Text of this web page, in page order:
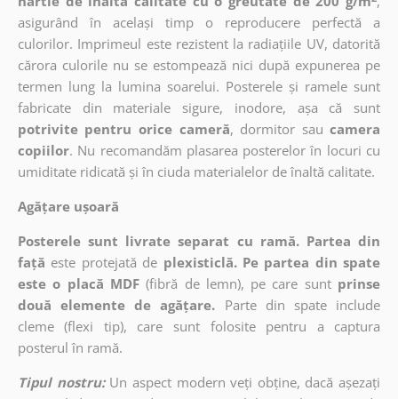
asigurând în același timp o reproducere perfectă a
culorilor. Imprimeul este rezistent la radiațiile UV, datorită
cărora culorile nu se estompează nici după expunerea pe
termen lung la lumina soarelui. Posterele și ramele sunt
fabricate din materiale sigure, inodore, așa că sunt
potrivite pentru orice cameră, dormitor sau camera
copiilor. Nu recomandăm plasarea posterelor în locuri cu
umiditate ridicată și în ciuda materialelor de înaltă calitate.
Agățare ușoară
Posterele sunt livrate separat cu ramă. Partea din
față este protejată de plexisticlă. Pe partea din spate
este o placă MDF (fibră de lemn), pe care sunt prinse
două elemente de agățare. Parte din spate include
cleme (flexi tip), care sunt folosite pentru a captura
posterul în ramă.
Tipul nostru: Un aspect modern veți obține, dacă așezați